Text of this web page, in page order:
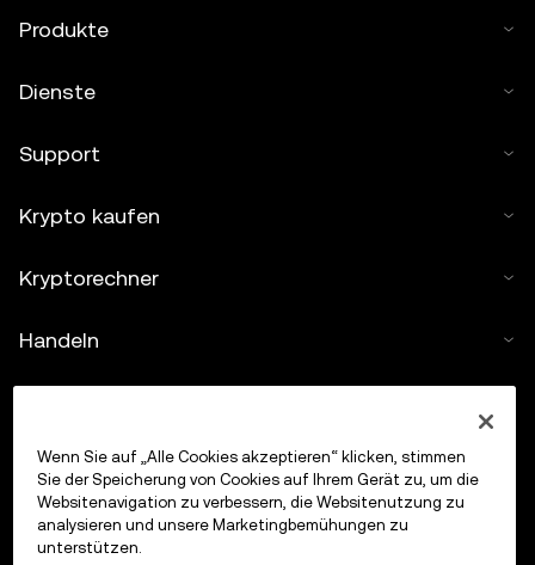
Produkte
Dienste
Support
Krypto kaufen
Kryptorechner
Handeln
Wenn Sie auf „Alle Cookies akzeptieren“ klicken, stimmen
Sie der Speicherung von Cookies auf Ihrem Gerät zu, um die
Websitenavigation zu verbessern, die Websitenutzung zu
analysieren und unsere Marketingbemühungen zu
unterstützen.